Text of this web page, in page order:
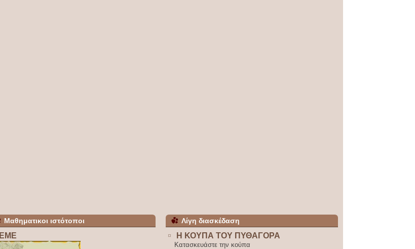
Μαθηματικοι ιστότοποι
ΕΜΕ
Λίγη διασκέδαση
Η ΚΟΥΠΑ ΤΟΥ ΠΥΘΑΓΟΡΑ
Κατασκευάστε την κούπα